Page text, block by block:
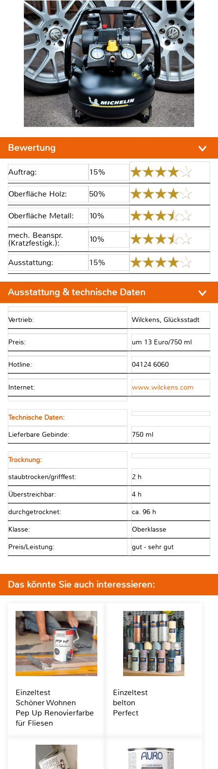
Bewertung
Auftrag: 15%
Oberfläche Holz: 50%
Oberfläche Metall:
10%
mech. Beanspr.
(Kratzfestigk.): 10%
Ausstattung: 15%
Ausstattung & technische Daten
Vertrieb: Wilckens, Glücksstadt
Preis: um 13 Euro/750 ml
Hotline: 04124 6060
Internet: www.wilckens.com
Technische Daten:
Lieferbare Gebinde: 750 ml
Trocknung:
staubtrocken/grifffest: 2 h
Überstreichbar: 4 h
durchgetrocknet: ca. 96 h
Klasse: Oberklasse
Preis/Leistung: gut - sehr gut
Das könnte Sie auch interessieren:
Einzeltest
Schöner Wohnen
Pep Up Renovierfarbe
für Fliesen
Einzeltest
belton
Perfect